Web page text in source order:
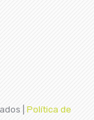
| Política de